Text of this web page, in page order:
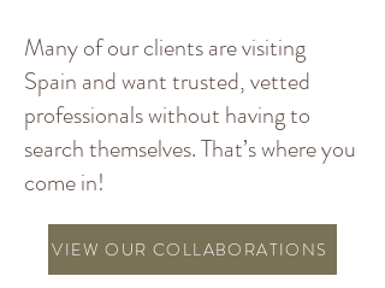
Many of our clients are visiting
Spain and want trusted, vetted
professionals without having to
search themselves. That’s where you
come in!
VIEW OUR COLLABORATIONS